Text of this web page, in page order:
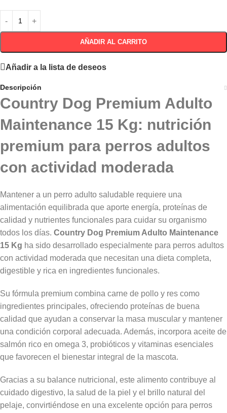
AÑADIR AL CARRITO
Añadir a la lista de deseos
Descripción
Country Dog Premium Adulto
Maintenance 15 Kg: nutrición
premium para perros adultos
con actividad moderada
Mantener a un perro adulto saludable requiere una
alimentación equilibrada que aporte energía, proteínas de
calidad y nutrientes funcionales para cuidar su organismo
todos los días. Country Dog Premium Adulto Maintenance
15 Kg ha sido desarrollado especialmente para perros adultos
con actividad moderada que necesitan una dieta completa,
digestible y rica en ingredientes funcionales.
Su fórmula premium combina carne de pollo y res como
ingredientes principales, ofreciendo proteínas de buena
calidad que ayudan a conservar la masa muscular y mantener
una condición corporal adecuada. Además, incorpora aceite de
salmón rico en omega 3, probióticos y vitaminas esenciales
que favorecen el bienestar integral de la mascota.
Gracias a su balance nutricional, este alimento contribuye al
cuidado digestivo, la salud de la piel y el brillo natural del
pelaje, convirtiéndose en una excelente opción para perros